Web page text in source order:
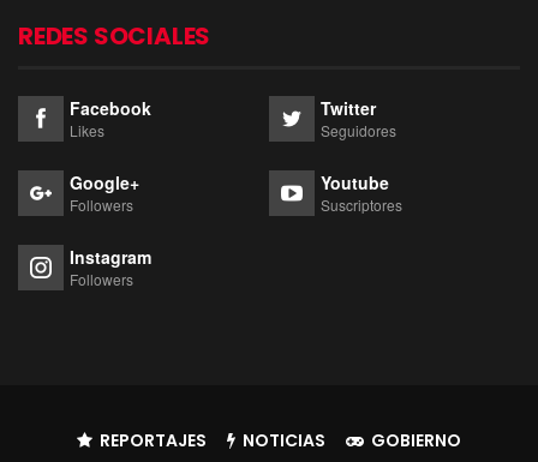
REDES SOCIALES
Facebook
Likes
Twitter
Seguidores
Google+
Followers
Youtube
Suscriptores
Instagram
Followers
REPORTAJES NOTICIAS
GOBIERNO